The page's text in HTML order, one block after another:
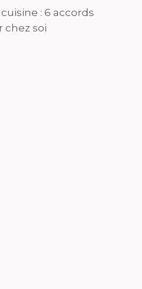
: 6 accords
chez soi